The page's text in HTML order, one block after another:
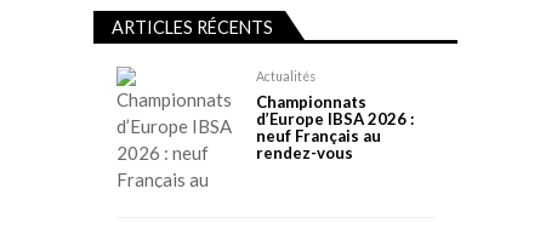
ARTICLES RÉCENTS
Actualités
Championnats
d’Europe IBSA 2026 :
neuf Français au
rendez-vous